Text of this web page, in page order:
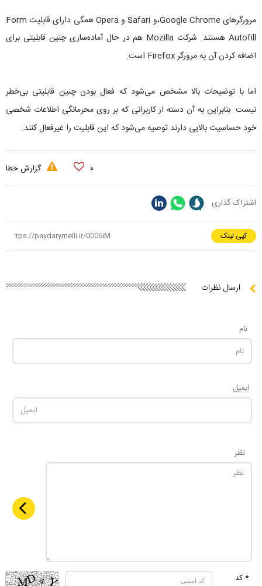
مرورگرهای Google Chrome،و Safari و Opera همگی دارای قابلیت Form
Autofill هستند. شرکت Mozilla هم در حال آماده‌سازی چنین قابلیتی برای
اضافه کردن آن به مرورگر Firefox است.
اما با توضیحات بالا مشخص می‌شود که فعال بودن چنین قابلیتی بی‌خطر
نیست. بنابراین به آن دسته از کاربرانی که بر روی محرمانگی اطلاعات شخصی
خود حساسیت بالایی دارند توصیه می‌شود که این قابلیت را غیرفعال کنند.
۰ گزارش خطا
اشتراک گذاری
کپی لینک
ارسال نظرات
نام
ایمیل
نظر
* کد